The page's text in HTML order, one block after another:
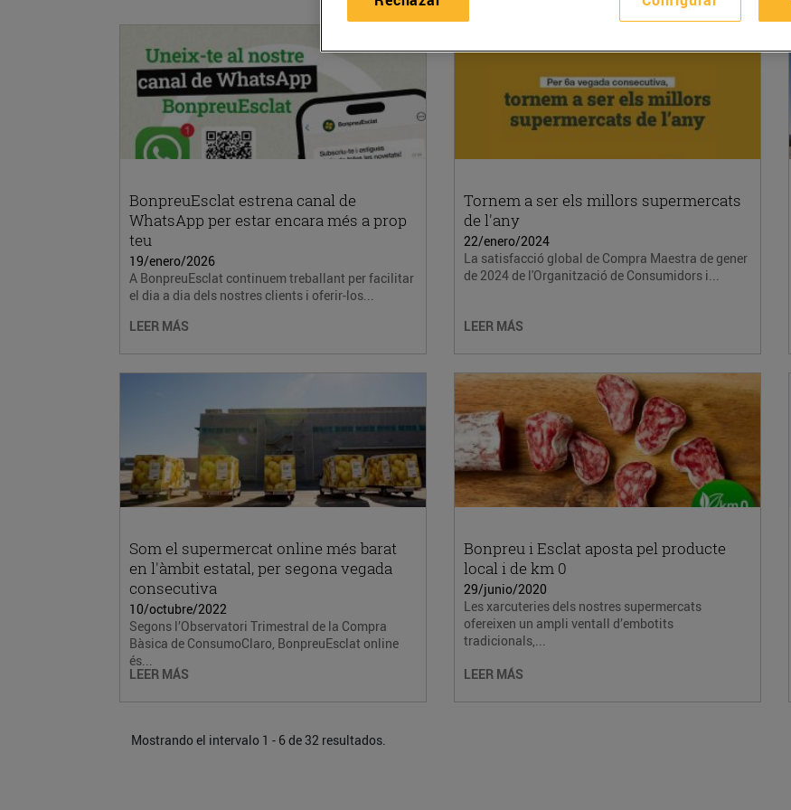
BonpreuEsclat estrena canal de
WhatsApp per estar encara més a prop
teu
19/enero/2026
A BonpreuEsclat continuem treballant per facilitar
el dia a dia dels nostres clients i oferir-los...
LEER MÁS
Tornem a ser els millors supermercats
de l'any
22/enero/2024
La satisfacció global de Compra Maestra de gener
de 2024 de l'Organització de Consumidors i...
LEER MÁS
Som el supermercat online més barat
en l'àmbit estatal, per segona vegada
consecutiva
10/octubre/2022
Segons l’Observatori Trimestral de la Compra
Bàsica de ConsumoClaro, BonpreuEsclat online
és...
LEER MÁS
Bonpreu i Esclat aposta pel producte
local i de km 0
29/junio/2020
Les xarcuteries dels nostres supermercats
ofereixen un ampli ventall d’embotits
tradicionals,...
LEER MÁS
Mostrando el intervalo 1 - 6 de 32 resultados.